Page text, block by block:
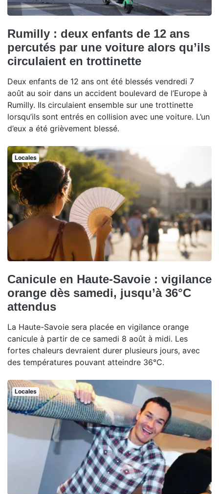
Rumilly : deux enfants de 12 ans
percutés par une voiture alors qu’ils
circulaient en trottinette
Deux enfants de 12 ans ont été blessés vendredi 7
août au soir dans un accident boulevard de l’Europe à
Rumilly. Ils circulaient ensemble sur une trottinette
lorsqu’ils sont entrés en collision avec une voiture. L’un
d’eux a été grièvement blessé.
Locales
Canicule en Haute-Savoie : vigilance
orange dès samedi, jusqu’à 36°C
attendus
La Haute-Savoie sera placée en vigilance orange
canicule à partir de ce samedi 8 août à midi. Les
fortes chaleurs devraient durer plusieurs jours, avec
des températures pouvant atteindre 36°C.
Locales